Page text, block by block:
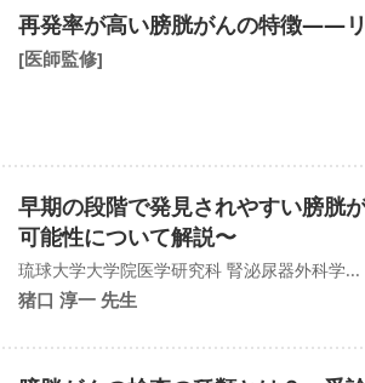
再発率が高い膀胱がんの特徴――
[医師監修]
早期の段階で発見されやすい膀胱
可能性について解説〜
琉球大学大学院医学研究科 腎泌尿器外科学...
猪口 淳一 先生